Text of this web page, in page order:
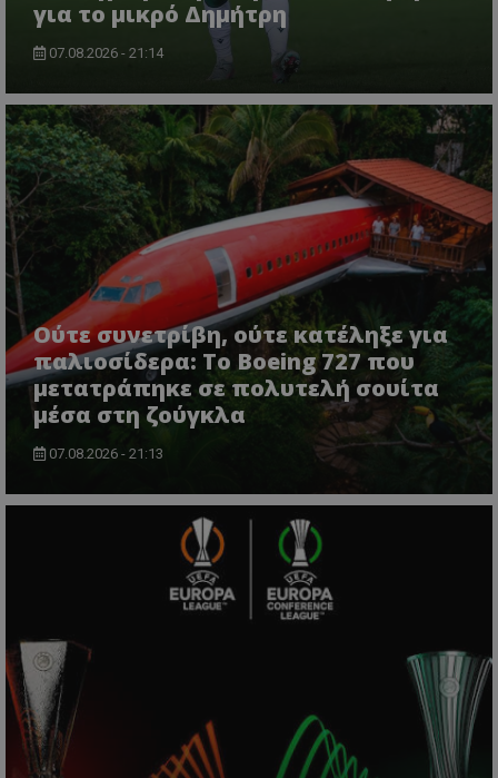
για το μικρό Δημήτρη
07.08.2026 - 21:14
Ούτε συνετρίβη, ούτε κατέληξε για
παλιοσίδερα: Το Boeing 727 που
μετατράπηκε σε πολυτελή σουίτα
μέσα στη ζούγκλα
07.08.2026 - 21:13